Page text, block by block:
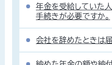
年金を受給していた
手続きが必要ですか。
会社を辞めたときは